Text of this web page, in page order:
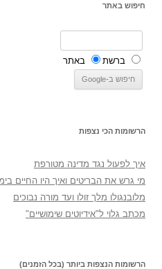
חיפוש באתר
ברשת באתר
הרשומות הכי נצפות
איך לפעול נגד מדינה מטורפת
מי גרש את הבריטים ואיך היו החיים
מלובנגולו מלך זולו ועד מורה נבוכים
מכתב גלוי ל"אידיוטים שימושיים"
הרשומות הנצפות ביותר (בכל הזמנים)